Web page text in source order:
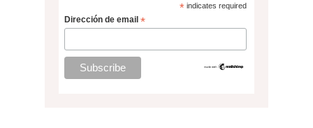
* indicates required
Dirección de email*